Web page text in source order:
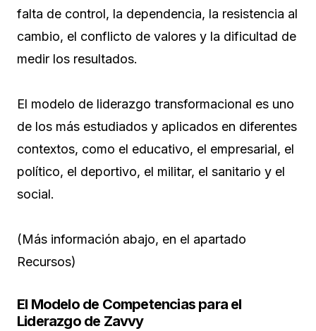
falta de control, la dependencia, la resistencia al
cambio, el conflicto de valores y la dificultad de
medir los resultados.
El modelo de liderazgo transformacional es uno
de los más estudiados y aplicados en diferentes
contextos, como el educativo, el empresarial, el
político, el deportivo, el militar, el sanitario y el
social.
(Más información abajo, en el apartado
Recursos)
El Modelo de Competencias para el
Liderazgo de Zavvy